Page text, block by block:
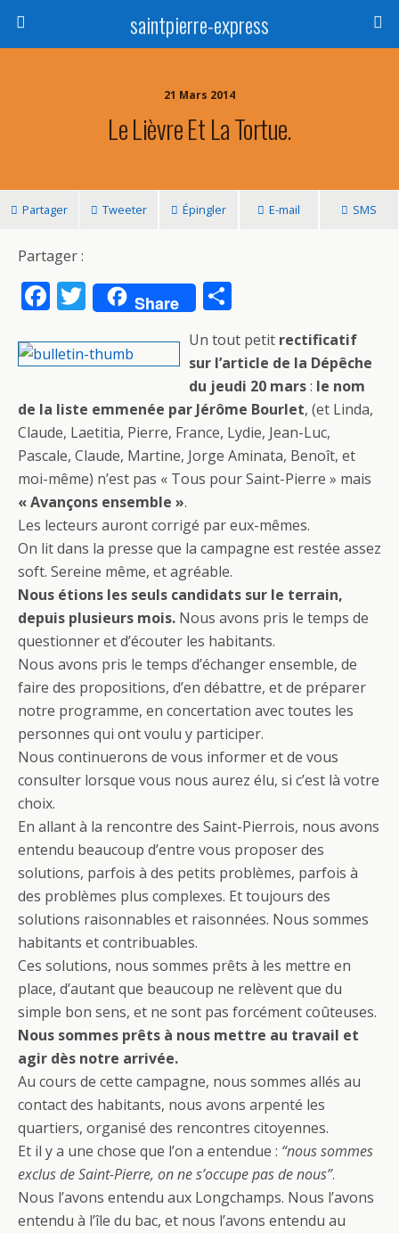
saintpierre-express
21 Mars 2014
Le Lièvre Et La Tortue.
Partager Tweeter Épingler E-mail SMS
Partager :
F
e
o
o
k
T
w
itt
Share
ta
g
er
Un tout petit rectificatif
sur l’article de la Dépêche
du jeudi 20 mars: le nom
de la liste emmenée par Jérôme Bourlet, (et Linda,
Claude, Laetitia, Pierre, France, Lydie, Jean-Luc,
Pascale, Claude, Martine, Jorge Aminata, Benoît, et
moi-même) n’est pas « Tous pour Saint-Pierre » mais
« Avançons ensemble ».
Les lecteurs auront corrigé par eux-mêmes.
On lit dans la presse que la campagne est restée assez
soft. Sereine même, et agréable.
Nous étions les seuls candidats sur le terrain,
depuis plusieurs mois. Nous avons pris le temps de
questionner et d’écouter les habitants.
Nous avons pris le temps d’échanger ensemble, de
faire des propositions, d’en débattre, et de préparer
notre programme, en concertation avec toutes les
personnes qui ont voulu y participer.
Nous continuerons de vous informer et de vous
consulter lorsque vous nous aurez élu, si c’est là votre
choix.
En allant à la rencontre des Saint-Pierrois, nous avons
entendu beaucoup d’entre vous proposer des
solutions, parfois à des petits problèmes, parfois à
des problèmes plus complexes. Et toujours des
solutions raisonnables et raisonnées. Nous sommes
habitants et contribuables.
Ces solutions, nous sommes prêts à les mettre en
place, d’autant que beaucoup ne relèvent que du
simple bon sens, et ne sont pas forcément coûteuses.
Nous sommes prêts à nous mettre au travail et
agir dès notre arrivée.
Au cours de cette campagne, nous sommes allés au
contact des habitants, nous avons arpenté les
quartiers, organisé des rencontres citoyennes.
Et il y a une chose que l’on a entendue : “nous sommes
exclus de Saint-Pierre, on ne s’occupe pas de nous”.
Nous l’avons entendu aux Longchamps. Nous l’avons
entendu à l’île du bac, et nous l’avons entendu au